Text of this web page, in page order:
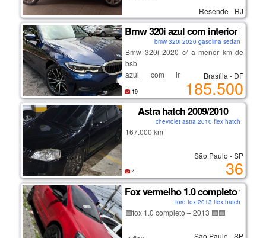
Resende - RJ
Bmw 320i azul com interior bege
bmw 320i 2020 gasolina sedan
Bmw 320i 2020 c/ a menor km de
bsb
azul com interior bege, a
configuração mais desejada
pintura extremamente conservada
interior impecável
2 pneus novos - firestone f-700
pastilhas de freio traseiras novas
potência e economia de combustível
em um carro premium, com
robustez, estabilidade e segurança.
ar condicionado 3 zonas, com saída
e ajustes para o banco traseiro
Brasília - DF
185.500
19
Astra hatch 2009/2010
chevrolet astra 2010 flex hatch
167.000 km
São Paulo - SP
36
4
Fox vermelho 1.0 completo flex
ford fox 2013 flex hatch
🟦fox 1.0 completo – 2013 🟦🟦
São Paulo - SP